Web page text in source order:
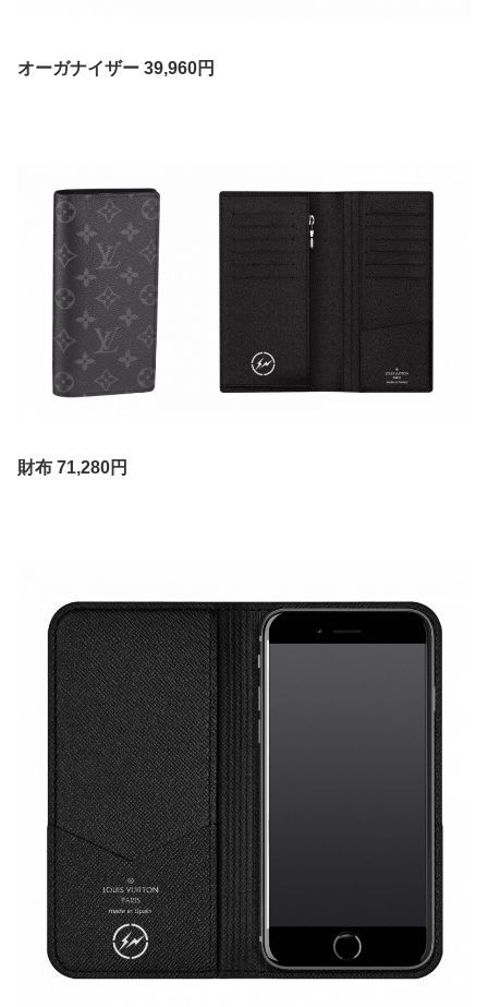
オーガナイザー 39,960円
財布 71,280円